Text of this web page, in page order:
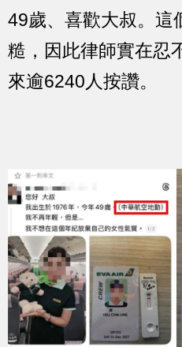
49歲、喜歡大叔。這
糙，因此律師實在忍
來逾6240人按讚。